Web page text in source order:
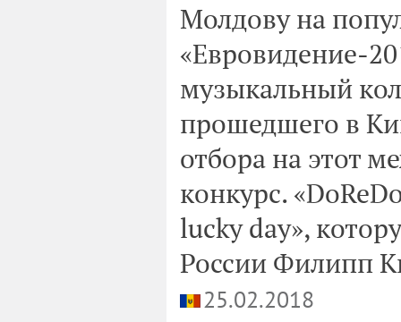
Молдову на
«Евровидение-
музыкальный
прошедшего в
отбора на этот
конкурс.
lucky day»,
России Филипп
25.02.2018